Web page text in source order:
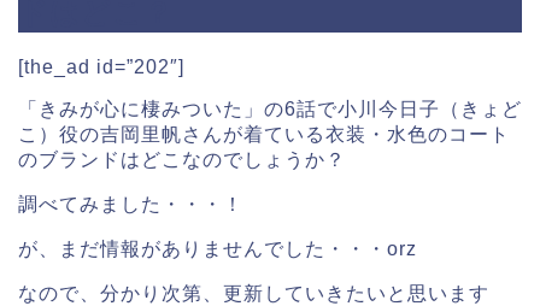
[the_ad id=”202″]
「きみが心に棲みついた」の6話で小川今日子（きょど
こ）役の吉岡里帆さんが着ている衣装・水色のコート
のブランドはどこなのでしょうか？
調べてみました・・・！
が、まだ情報がありませんでした・・・orz
なので、分かり次第、更新していきたいと思います